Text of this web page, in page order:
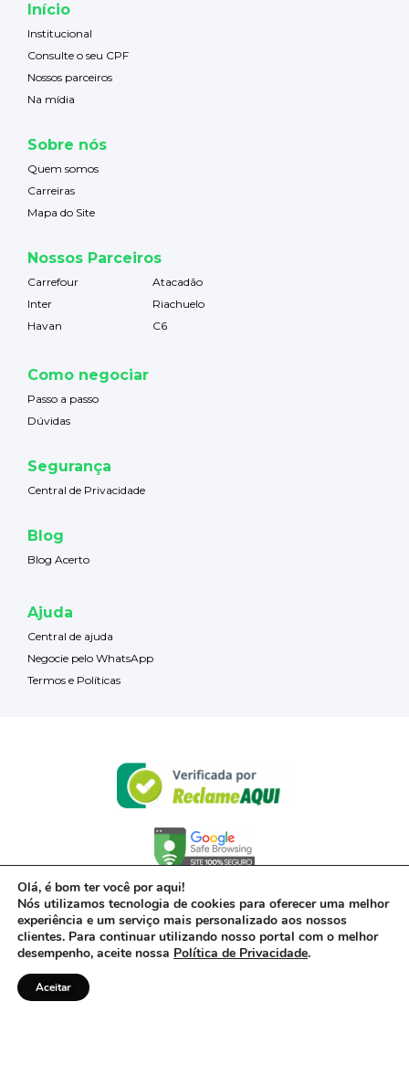
Início
Institucional
Consulte o seu CPF
Nossos parceiros
Na mídia
Sobre nós
Quem somos
Carreiras
Mapa do Site
Nossos Parceiros
Carrefour
Atacadão
Inter
Riachuelo
Havan
C6
Como negociar
Passo a passo
Dúvidas
Segurança
Central de Privacidade
Blog
Blog Acerto
Ajuda
Central de ajuda
Negocie pelo WhatsApp
Termos e Políticas
Olá, é bom ter você por aqui!
Nós utilizamos tecnologia de cookies para oferecer uma melhor
experiência e um serviço mais personalizado aos nossos
clientes. Para continuar utilizando nosso portal com o melhor
desempenho, aceite nossa Política de Privacidade.
Aceitar